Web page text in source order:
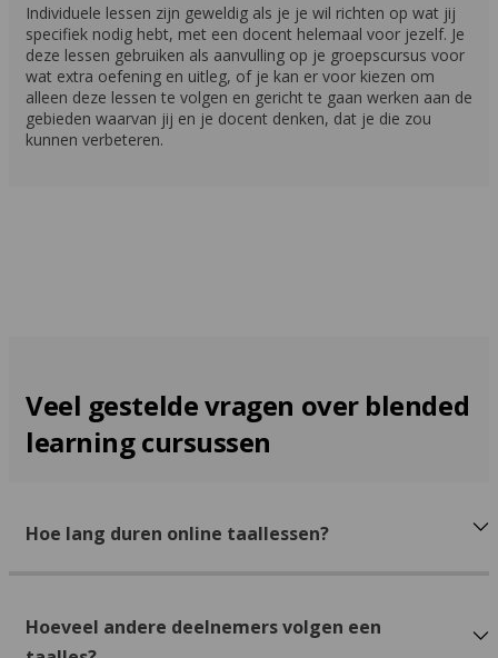
Individuele lessen zijn geweldig als je je wil richten op wat jij
specifiek nodig hebt, met een docent helemaal voor jezelf. Je
deze lessen gebruiken als aanvulling op je groepscursus voor
wat extra oefening en uitleg, of je kan er voor kiezen om
alleen deze lessen te volgen en gericht te gaan werken aan de
gebieden waarvan jij en je docent denken, dat je die zou
kunnen verbeteren.
Veel gestelde vragen over blended
learning cursussen
Hoe lang duren online taallessen?
Hoeveel andere deelnemers volgen een